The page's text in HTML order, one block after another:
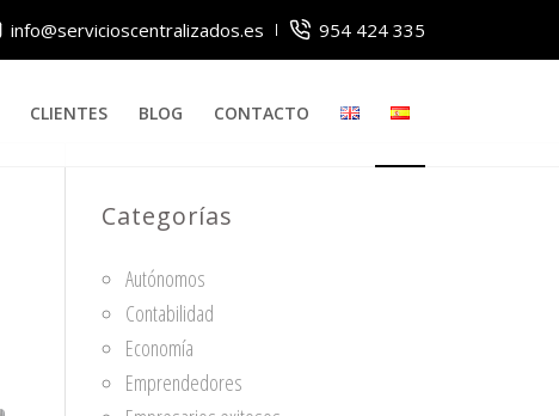
info@servicioscentralizados.es 954 424 335
CLIENTES BLOG CONTACTO
Categorías
Autónomos
Contabilidad
Economía
Emprendedores